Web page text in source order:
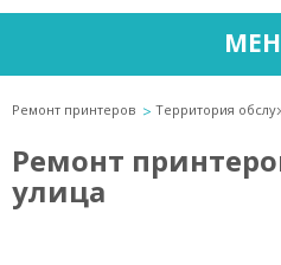
Ремонт принтеров Территория
Ремонт
улица